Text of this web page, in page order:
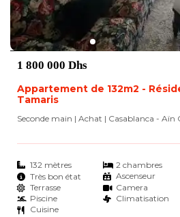
1 800 000 Dhs
Appartement de 132m2 -
Tamaris
Seconde main | Achat | Casablanca - Aïn
132 mètres 2 chambres
Très bon état
Ascenseur
Terrasse
Camera
Piscine
Climatisation
Cuisine